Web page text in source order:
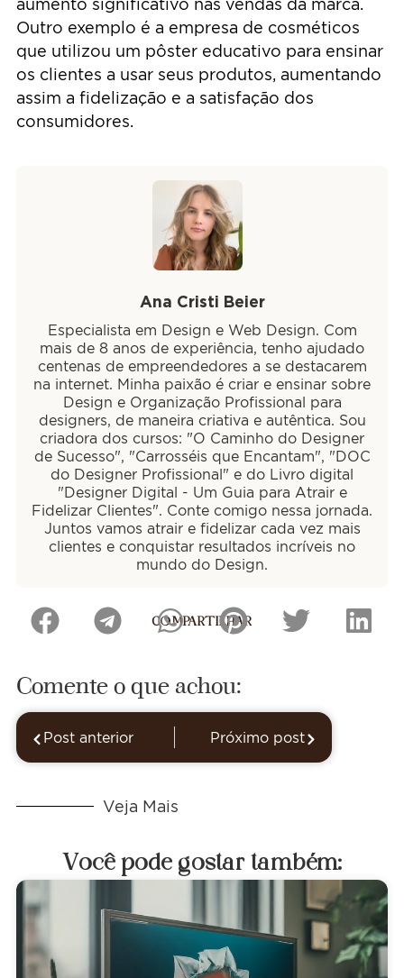
aumento significativo nas vendas da marca.
Outro exemplo é a empresa de cosméticos
que utilizou um pôster educativo para ensinar
os clientes a usar seus produtos, aumentando
assim a fidelização e a satisfação dos
consumidores.
Ana Cristi Beier
Especialista em Design e Web Design. Com
mais de 8 anos de experiência, tenho ajudado
centenas de empreendedores a se destacarem
na internet. Minha paixão é criar e ensinar sobre
Design e Organização Profissional para
designers, de maneira criativa e autêntica. Sou
criadora dos cursos: "O Caminho do Designer
de Sucesso", "Carrosséis que Encantam", "DOC
do Designer Profissional" e do Livro digital
"Designer Digital - Um Guia para Atrair e
Fidelizar Clientes". Conte comigo nessa jornada.
Juntos vamos atrair e fidelizar cada vez mais
clientes e conquistar resultados incríveis no
mundo do Design.
COMPARTILHAR
Comente o que achou:
Post anterior Próximo post
Veja Mais
Você pode gostar também: